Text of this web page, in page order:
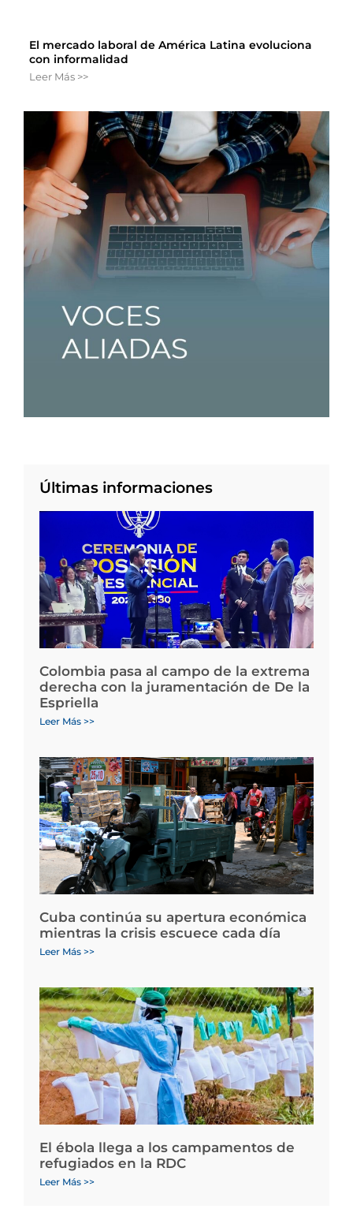
El mercado laboral de América Latina evoluciona
con informalidad
Leer Más >>
Últimas informaciones
Colombia pasa al campo de la extrema
derecha con la juramentación de De la
Espriella
Leer Más >>
Cuba continúa su apertura económica
mientras la crisis escuece cada día
Leer Más >>
El ébola llega a los campamentos de
refugiados en la RDC
Leer Más >>